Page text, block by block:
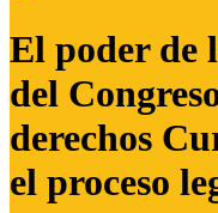
El poder de
del
derechos
el proceso